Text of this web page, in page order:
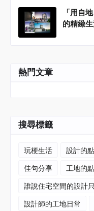
「用自
的精緻生
熱門文章
搜尋標籤
玩梗生活 設計的
佳句分享
工地的
誰說住宅空間的設計
設計師的工地日常